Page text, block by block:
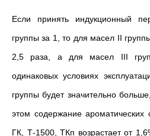
Если принять индукционный
группы за 1, то для масел II
2,5 раза, а для масел III
одинаковых условиях
группы будет значительно
этом содержание
ГК, Т-1500, ТКп возрастает от